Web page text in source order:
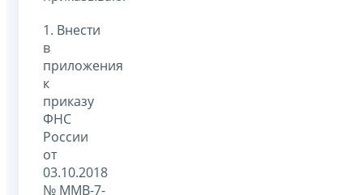
1. Внести
в
приложения
к
приказу
ФНС
России
от
03.10.2018
№ ММВ-7-